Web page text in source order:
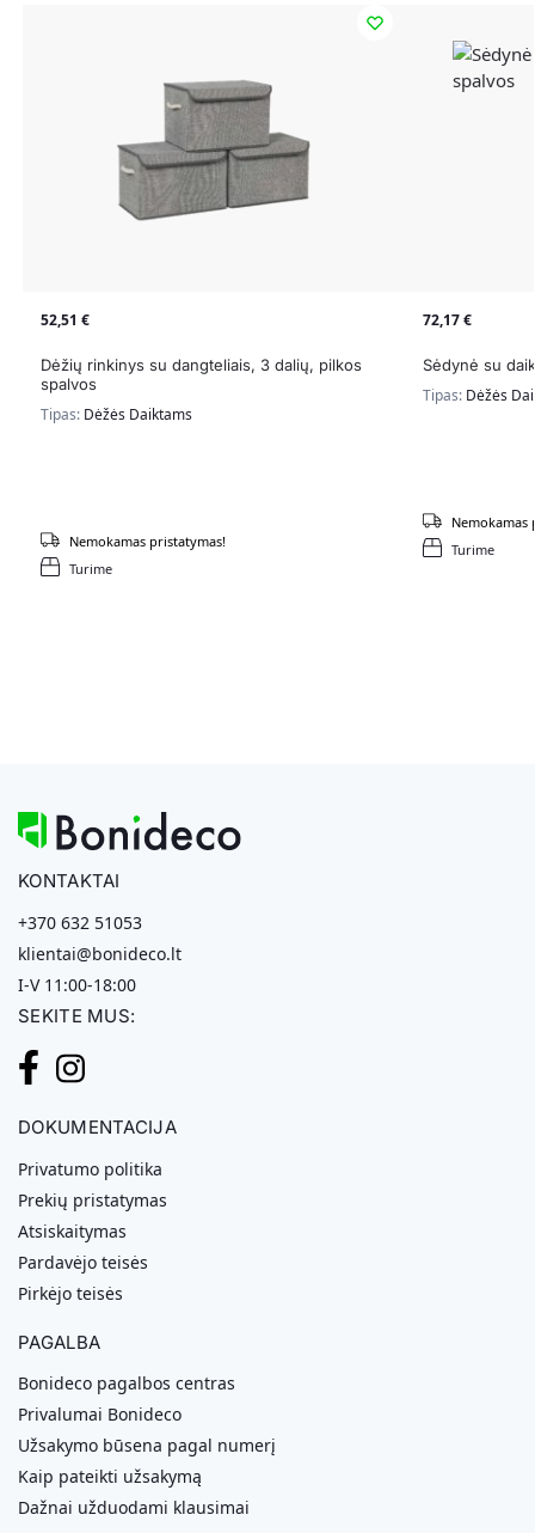
52,51 €
Dėžių rinkinys su dangteliais, 3 dalių, pilkos
spalvos
Tipas: Dėžės Daiktams
Turime
Nemokamas pristatymas!
72,17€
Sėdynė su
Tipas: Dėžės
Turime
Nemokamas
KONTAKTAI
+370 632 51053
klientai@bonideco.lt
I-V 11:00-18:00
SEKITE MUS:
DOKUMENTACIJA
Privatumo politika
Prekių pristatymas
Atsiskaitymas
Pardavėjo teisės
Pirkėjo teisės
PAGALBA
Bonideco pagalbos centras
Privalumai Bonideco
Užsakymo būsena pagal numerį
Kaip pateikti užsakymą
Dažnai užduodami klausimai